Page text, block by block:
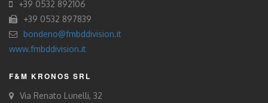
+39 0532 892106
+39 0532 897839
bondeno@fmbddivision.it
www.fmbddivision.it
F&M KRONOS SRL
Via Renato Lunelli, 32